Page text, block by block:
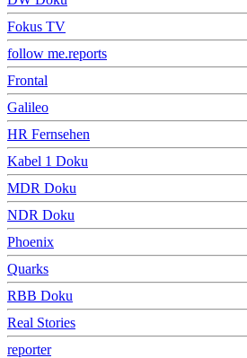
Fokus TV
follow me.reports
Frontal
Galileo
HR Fernsehen
Kabel 1 Doku
MDR Doku
NDR Doku
Phoenix
Quarks
RBB Doku
Real Stories
reporter